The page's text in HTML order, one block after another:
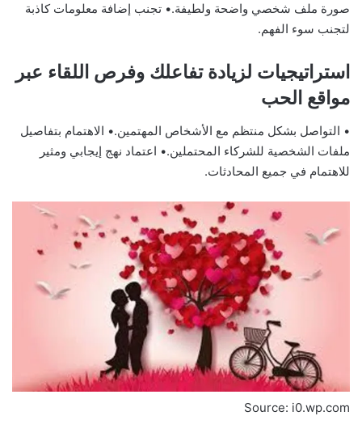
صورة ملف شخصي واضحة ولطيفة.• تجنب إضافة معلومات كاذبة
لتجنب سوء الفهم.
استراتيجيات لزيادة تفاعلك وفرص اللقاء عبر
مواقع الحب
• التواصل بشكل منتظم مع الأشخاص المهتمين.• الاهتمام بتفاصيل
ملفات الشخصية للشركاء المحتملين.• اعتماد نهج إيجابي ومثير
للاهتمام في جميع المحادثات.
Source: i0.wp.com